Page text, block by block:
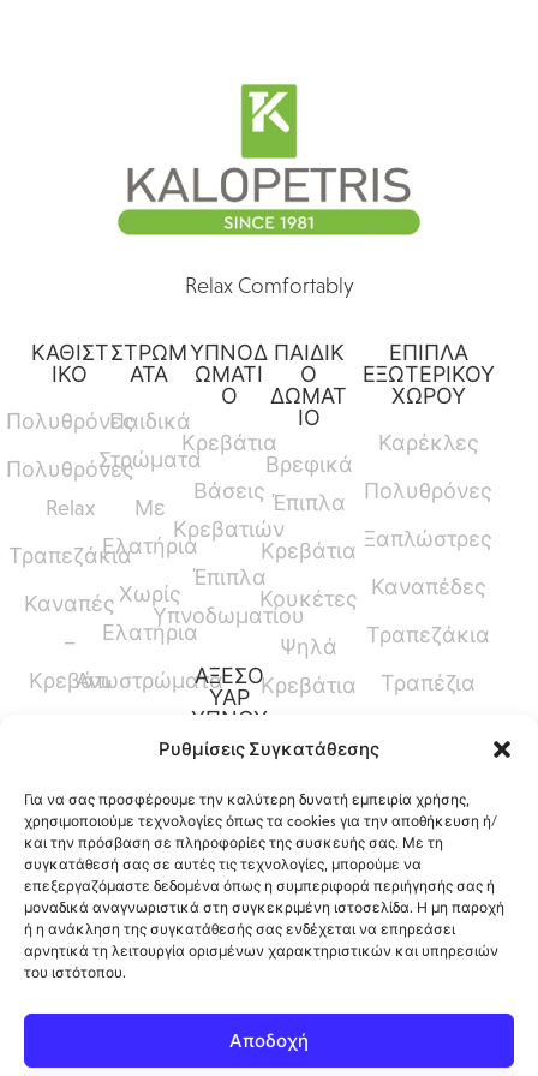
Ρυθμίσεις Συγκατάθεσης
Για να σας προσφέρουμε την καλύτερη δυνατή εμπειρία χρήσης,
χρησιμοποιούμε τεχνολογίες όπως τα cookies για την αποθήκευση ή/
και την πρόσβαση σε πληροφορίες της συσκευής σας. Με τη
συγκατάθεσή σας σε αυτές τις τεχνολογίες, μπορούμε να
επεξεργαζόμαστε δεδομένα όπως η συμπεριφορά περιήγησής σας ή
μοναδικά αναγνωριστικά στη συγκεκριμένη ιστοσελίδα. Η μη παροχή
ή η ανάκληση της συγκατάθεσής σας ενδέχεται να επηρεάσει
αρνητικά τη λειτουργία ορισμένων χαρακτηριστικών και υπηρεσιών
του ιστότοπου.
Αποδοχή
Relax Comfortably
ΚΑΘΙΣΤ
ΙΚΟ
Πολυθρόνες
Πολυθρόνες
Relax
Τραπεζάκια
Καναπές
–
Κρεβάτι
ΣΤΡΩΜ
ΑΤΑ
Παιδικά
Στρώματα
Με
Ελατήρια
Χωρίς
Ελατήρια
Ανωστρώματα
ΥΠΝΟΔ
ΩΜΑΤΙ
Ο
Κρεβάτια
Βάσεις
Κρεβατιών
Έπιπλα
Υπνοδωματίου
ΑΞΕΣΟ
ΥΑΡ
ΥΠΝΟΥ
Παπλώματα
Μαξιλάρια
Προστατευτικά
Καλύμματα
ΠΑΙΔΙΚ
Ο
ΔΩΜΑΤ
ΙΟ
Βρεφικά
Έπιπλα
Κρεβάτια
Κουκέτες
Ψηλά
Κρεβάτια
Ύψους
Γραφεία
ΕΠΙΠΛΑ
ΕΞΩΤΕΡΙΚΟΥ
ΧΩΡΟΥ
Καρέκλες
Πολυθρόνες
Ξαπλώστρες
Καναπέδες
Τραπεζάκια
Τραπέζια
12ο Χλμ. Ρόδου-Λίνδου, Φαληράκι, Ρόδος,
Ελλάδα